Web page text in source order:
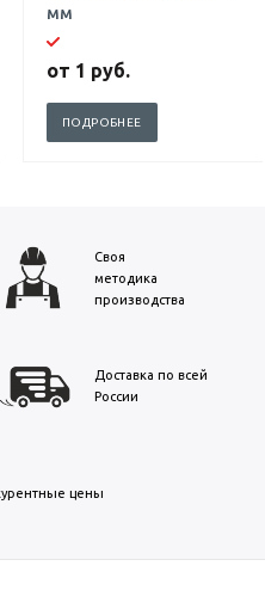
мм
от 1 руб.
ПОДРОБНЕЕ
Своя
методика
производства
Доставка по всей
России
цены